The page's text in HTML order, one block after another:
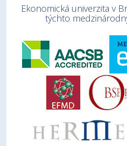
Ekonomická univerzita v
týchto